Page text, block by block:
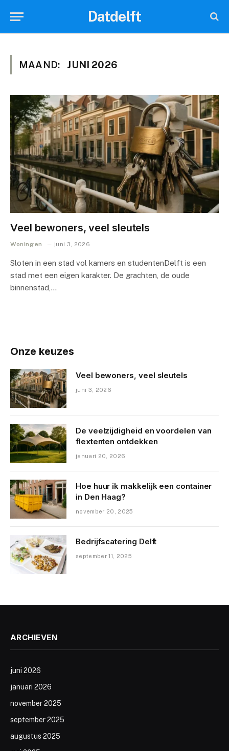
Datdelft
MAAND: JUNI 2026
Veel bewoners, veel sleutels
Woningen juni 3, 2026
Sloten in een stad vol kamers en studentenDelft is een
stad met een eigen karakter. De grachten, de oude
binnenstad,…
Onze keuzes
Veel bewoners, veel sleutels
juni 3, 2026
De veelzijdigheid en voordelen van
flextenten ontdekken
januari 20, 2026
Hoe huur ik makkelijk een container
in Den Haag?
november 20, 2025
Bedrijfscatering Delft
september 11, 2025
ARCHIEVEN
juni 2026
januari 2026
november 2025
september 2025
augustus 2025